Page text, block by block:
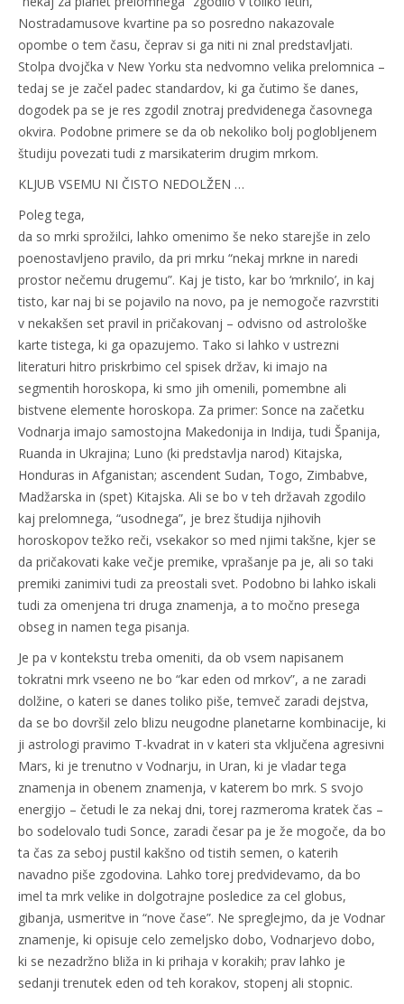
Nostradamusove kvartine pa so posredno nakazovale
opombe o tem času, čeprav si ga niti ni znal predstavljati.
Stolpa dvojčka v New Yorku sta nedvomno velika prelomnica –
tedaj se je začel padec standardov, ki ga čutimo še danes,
dogodek pa se je res zgodil znotraj predvidenega časovnega
okvira. Podobne primere se da ob nekoliko bolj poglobljenem
študiju povezati tudi z marsikaterim drugim mrkom.
KLJUB VSEMU NI ČISTO NEDOLŽEN …
Poleg tega,
da so mrki sprožilci, lahko omenimo še neko starejše in zelo
poenostavljeno pravilo, da pri mrku “nekaj mrkne in naredi
prostor nečemu drugemu”. Kaj je tisto, kar bo ‘mrknilo’, in kaj
tisto, kar naj bi se pojavilo na novo, pa je nemogoče razvrstiti
v nekakšen set pravil in pričakovanj – odvisno od astrološke
karte tistega, ki ga opazujemo. Tako si lahko v ustrezni
literaturi hitro priskrbimo cel spisek držav, ki imajo na
segmentih horoskopa, ki smo jih omenili, pomembne ali
bistvene elemente horoskopa. Za primer: Sonce na začetku
Vodnarja imajo samostojna Makedonija in Indija, tudi Španija,
Ruanda in Ukrajina; Luno (ki predstavlja narod) Kitajska,
Honduras in Afganistan; ascendent Sudan, Togo, Zimbabve,
Madžarska in (spet) Kitajska. Ali se bo v teh državah zgodilo
kaj prelomnega, “usodnega”, je brez študija njihovih
horoskopov težko reči, vsekakor so med njimi takšne, kjer se
da pričakovati kake večje premike, vprašanje pa je, ali so taki
premiki zanimivi tudi za preostali svet. Podobno bi lahko iskali
tudi za omenjena tri druga znamenja, a to močno presega
obseg in namen tega pisanja.
Je pa v kontekstu treba omeniti, da ob vsem napisanem
tokratni mrk vseeno ne bo “kar eden od mrkov”, a ne zaradi
dolžine, o kateri se danes toliko piše, temveč zaradi dejstva,
da se bo dovršil zelo blizu neugodne planetarne kombinacije, ki
ji astrologi pravimo T-kvadrat in v kateri sta vključena agresivni
Mars, ki je trenutno v Vodnarju, in Uran, ki je vladar tega
znamenja in obenem znamenja, v katerem bo mrk. S svojo
energijo – četudi le za nekaj dni, torej razmeroma kratek čas –
bo sodelovalo tudi Sonce, zaradi česar pa je že mogoče, da bo
ta čas za seboj pustil kakšno od tistih semen, o katerih
navadno piše zgodovina. Lahko torej predvidevamo, da bo
imel ta mrk velike in dolgotrajne posledice za cel globus,
gibanja, usmeritve in “nove čase”. Ne spreglejmo, da je Vodnar
znamenje, ki opisuje celo zemeljsko dobo, Vodnarjevo dobo,
ki se nezadržno bliža in ki prihaja v korakih; prav lahko je
sedanji trenutek eden od teh korakov, stopenj ali stopnic.